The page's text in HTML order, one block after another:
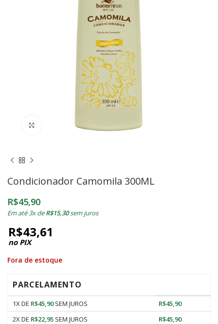
Clique para ampliar
Condicionador Camomila 300ML
R$45,90
Em até 3x deR$15,30sem juros
R$43,61
no PIX
Fora de estoque
PARCELAMENTO
1X DE R$45,90SEM JUROS R$45,90
2X DE R$22,95 SEM JUROS R$45,90